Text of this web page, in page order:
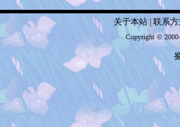
关于本站| 联系
Copyright ©